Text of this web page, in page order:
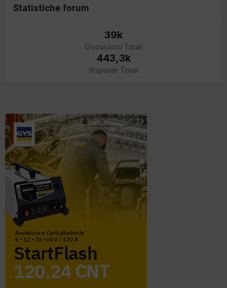
Statistiche forum
39k
Discussioni Totali
443,3k
Risposte Totali